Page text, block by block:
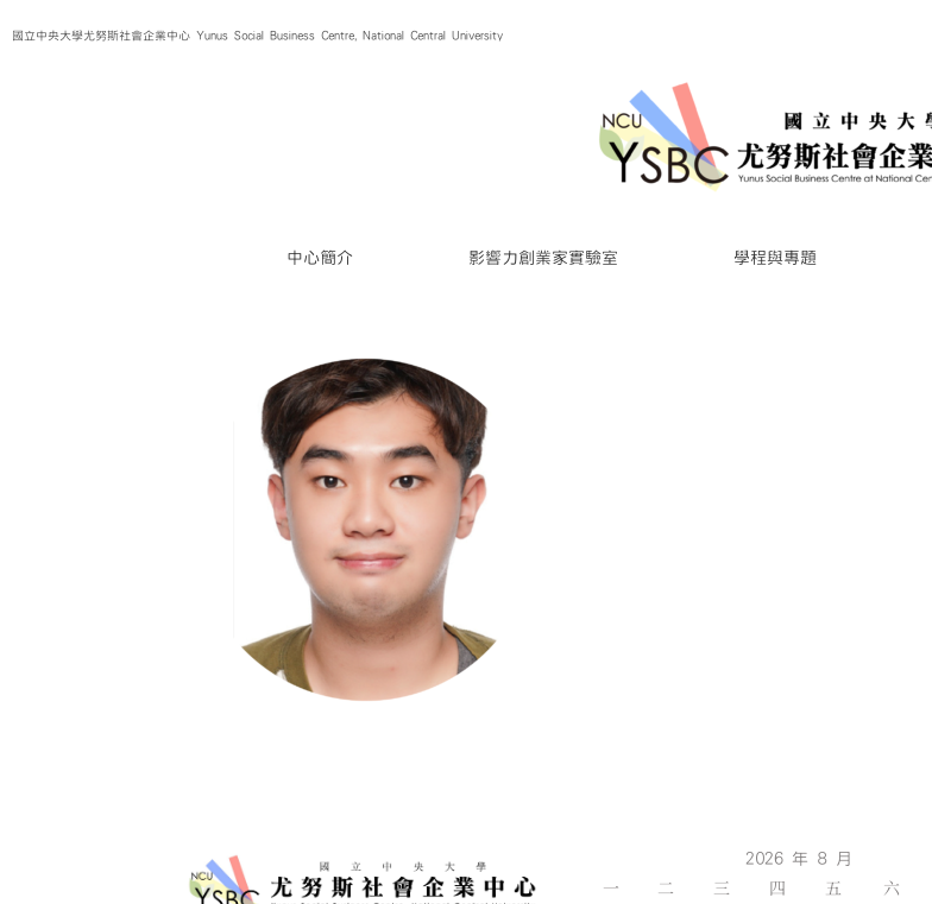
to國立中央大學尤努斯社會企業中心 Yunus Social Business Centre, National Central University
中心簡介 影響力創業家實驗室 學程與專題
2026 年 8 月
一 二 三 四 五 六